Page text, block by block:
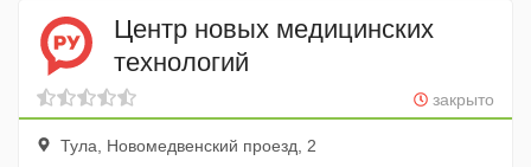
Центр новых медицинских
технологий
закрыто
Тула, Новомедвенский проезд, 2